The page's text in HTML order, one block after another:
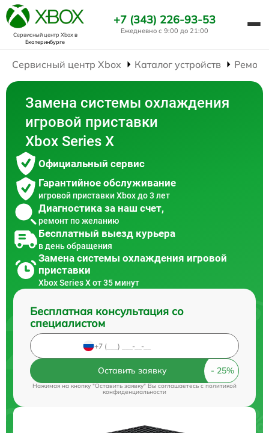
Сервисный центр Xboxв
Екатеринбурге
+7 (343) 226-93-53
Ежедневно с 9:00 до 21:00
Сервисный центр Xbox Каталог устройств
Замена системы охлаждения
игровой приставки
Xbox Series X
Официальный сервис
Гарантийное обслуживание
игровой приставки Xbox до 3 лет
Диагностика за наш счет,
ремонт по желанию
Бесплатный выезд курьера
в день обращения
Замена системы охлаждения игровой
приставки
Xbox Series X от 35 минут
Бесплатная консультация со
специалистом
Оставить заявку
Нажимая на кнопку "Оставить заявку" Вы соглашаетесь c политикой
конфиденциальности